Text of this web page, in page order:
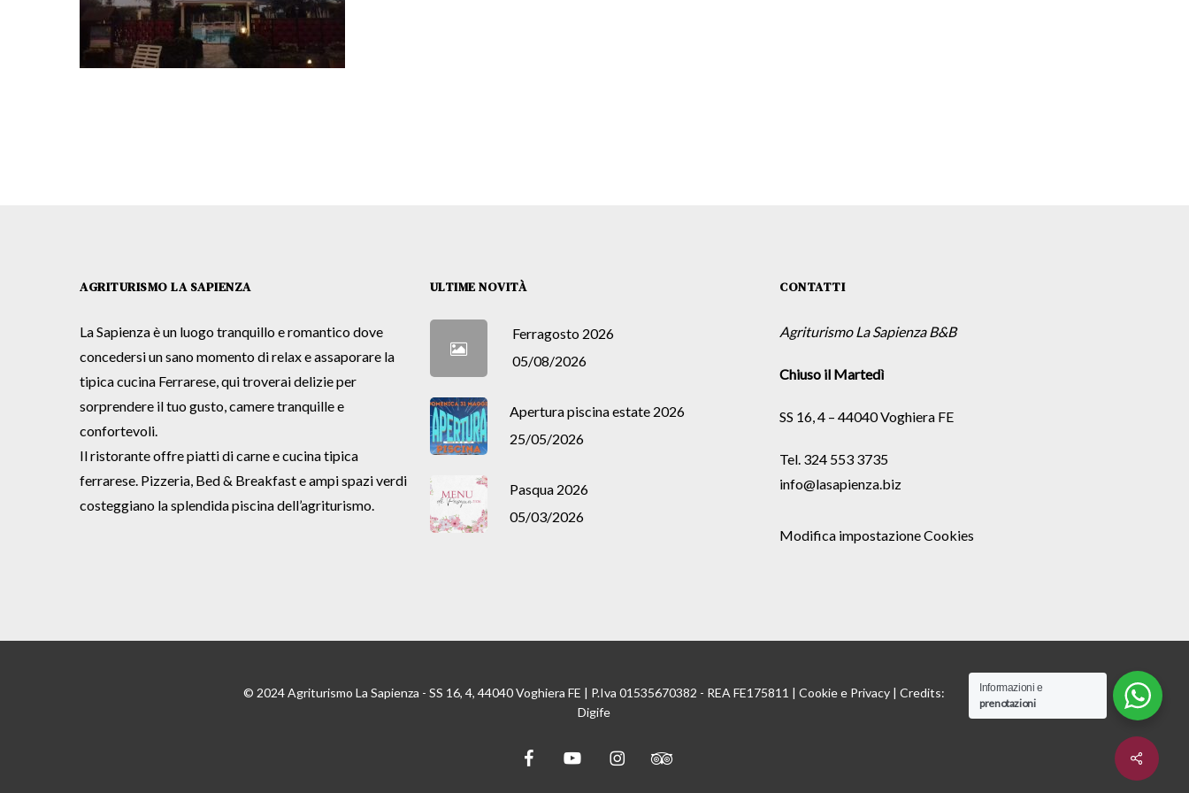
Share
AGRITURISMO LA SAPIENZA
La Sapienza è un luogo tranquillo e romantico dove
concedersi un sano momento di relax e assaporare la
tipica cucina Ferrarese, qui troverai delizie per
sorprendere il tuo gusto, camere tranquille e
confortevoli.
Il ristorante offre piatti di carne e cucina tipica
ferrarese. Pizzeria, Bed & Breakfast e ampi spazi verdi
costeggiano la splendida piscina dell’agriturismo.
ULTIME NOVITÀ
Ferragosto 2026
05/08/2026
Apertura piscina estate 2026
25/05/2026
Pasqua 2026
05/03/2026
CONTATTI
Agriturismo La Sapienza B&B
Chiuso il Martedì
SS 16, 4 – 44040 Voghiera FE
Tel. 324 553 3735
info@lasapienza.biz
Modifica impostazione Cookies
© 2024 Agriturismo La Sapienza - SS 16, 4, 44040 Voghiera FE | P.Iva 01535670382 - REA FE175811 |Cookiee Privacy | Credits:
Digife
facebookyoutube instagramtripadvisor
Informazioni e
prenotazioni